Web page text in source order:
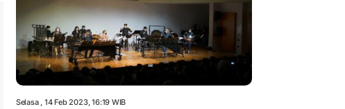
Selasa , 14 Feb 2023, 16:19 WIB